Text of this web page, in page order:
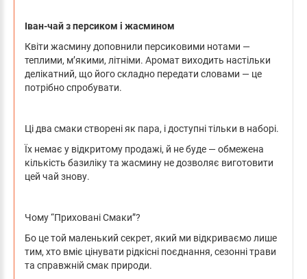
Іван-чай з персиком і жасмином
Квіти жасмину доповнили персиковими нотами —
теплими, м’якими, літніми. Аромат виходить настільки
делікатний, що його складно передати словами — це
потрібно спробувати.
Ці два смаки створені як пара, і доступні тільки в наборі.
Їх немає у відкритому продажі, й не буде — обмежена
кількість базиліку та жасмину не дозволяє виготовити
цей чай знову.
Чому “Приховані Смаки”?
Бо це той маленький секрет, який ми відкриваємо лише
тим, хто вміє цінувати рідкісні поєднання, сезонні трави
та справжній смак природи.